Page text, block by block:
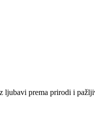
ljubavi prema prirodi i